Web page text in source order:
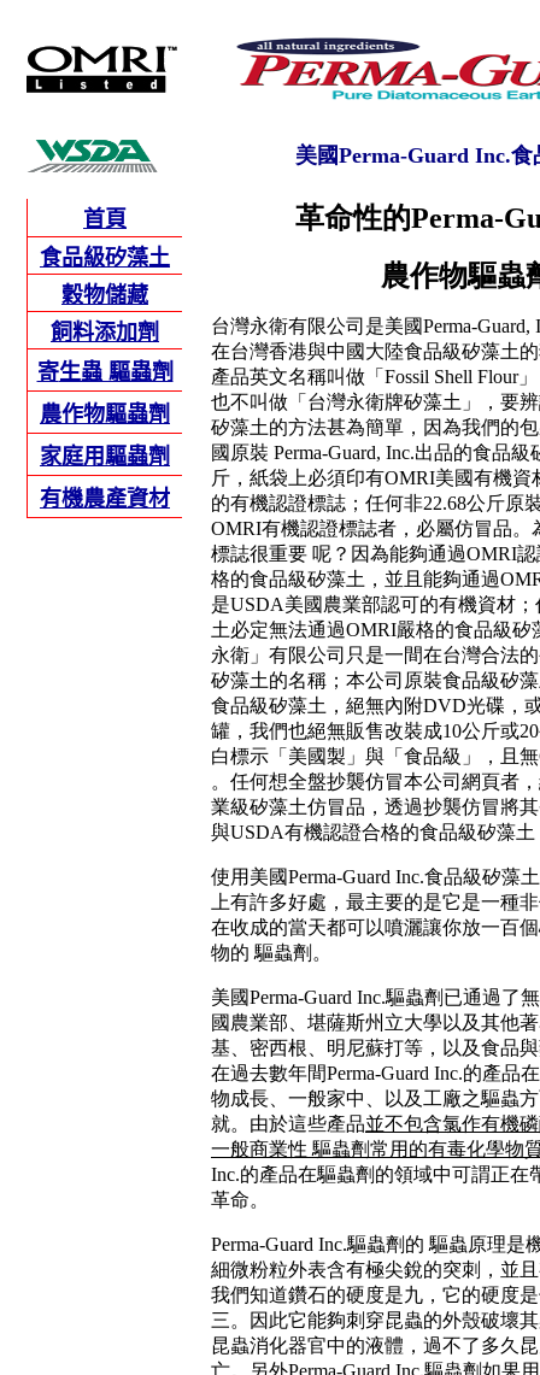
美國Perma-Guard Inc.食
首頁
食品級矽藻土
穀物儲藏
飼料添加劑
寄生蟲 驅蟲劑
農作物驅蟲劑
家庭用驅蟲劑
有機農產資材
革命性的Perma-
農作物驅蟲
台灣永衛有限公司是美國Perma-
在台灣香港與中國大陸食品級矽藻土
產品英文名稱叫做「Fossil Shell Flour
也不叫做「台灣永衛牌矽藻土」，要
矽藻土的方法甚為簡單，因為我們的
國原裝 Perma-Guard, Inc.出品的食品
斤，紙袋上必須印有OMRI美國有機
的有機認證標誌；任何非22.68公斤原
OMRI有機認證標誌者，必屬仿冒品。
標誌很重要 呢？因為能夠通過OMRI
格的食品級矽藻土，並且能夠通過
是USDA美國農業部認可的有機資材
土必定無法通過OMRI嚴格的食品級矽
永衛」有限公司只是一間在台灣合法
矽藻土的名稱；本公司原裝食品級矽
食品級矽藻土，絕無內附DVD光碟，
罐，我們也絕無販售改裝成10公斤或
白標示「美國製」與「食品級」，且
。任何想全盤抄襲仿冒本公司網頁者
業級矽藻土仿冒品，透過抄襲仿冒將
與USDA有機認證合格的食品級矽藻
使用美國Perma-Guard Inc.食品級矽藻
上有許多好處，最主要的是它是一種
在收成的當天都可以噴灑讓你放一百
物的 驅蟲劑。
美國Perma-Guard Inc.驅蟲劑已通過了
國農業部、堪薩斯州立大學以及其他
基、密西根、明尼蘇打等，以及食品
在過去數年間Perma-Guard Inc.的產品
物成長、一般家中、以及工廠之驅蟲
就。由於這些產品並不包含氯作有機
一般商業性 驅蟲劑常用的有毒化學物
Inc.的產品在驅蟲劑的領域中可謂正在
革命。
Perma-Guard Inc.驅蟲劑的 驅蟲原理是
細微粉粒外表含有極尖銳的突刺，並
我們知道鑽石的硬度是九，它的硬度
三。因此它能夠刺穿昆蟲的外殼破壞
昆蟲消化器官中的液體，過不了多久
亡。另外Perma-Guard Inc.驅蟲劑如果